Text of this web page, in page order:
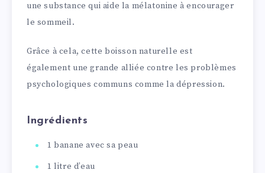
une substance qui aide la mélatonine à encourager
le sommeil.
Grâce à cela, cette boisson naturelle est
également une grande alliée contre les problèmes
psychologiques communs comme la dépression.
Ingrédients
1 banane avec sa peau
1 litre d’eau